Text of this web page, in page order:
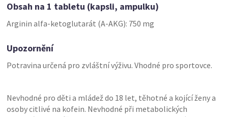
Obsah na 1 tabletu (kapsli, ampulku)
Arginin alfa-ketoglutarát (A-AKG): 750 mg
Upozornění
Potravina určená pro zvláštní výživu. Vhodné pro sportovce.
Nevhodné pro děti a mládež do 18 let, těhotné a kojící ženy a
osoby citlivé na kofein. Nevhodné při metabolických